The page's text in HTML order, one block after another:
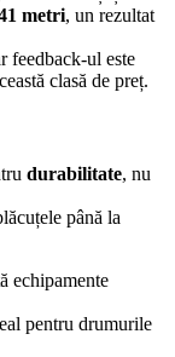
metri, un rezultat
feedback-ul este
clasă de preț.
durabilitate, nu
până la
echipamente
pentru drumurile